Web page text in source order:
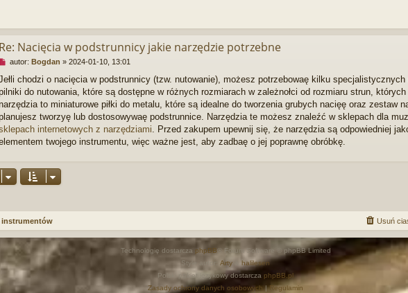
o
s
t
Re: Nacięcia w podstrunnicy jakie narzędzie potrzebne
N
e
p
r
z
e
c
z
a
n
t
autor: Bogdan » 2024-01-10, 13:01
chodzi o nacięcia w podstrunnicy (tzw. nutowanie), możesz potrzebowaę kilku
do nutowania, które są dostępne w różnych rozmiarach w zależnołci od rozmiaru strun,
to miniaturowe piłki do metalu, które są idealne do tworzenia grubych nacięę oraz zestaw
tworzyę lub dostosowywaę podstrunnice. Narzędzia te możesz znaleźć w sklepach dla
internetowych z narzędziami . Przed zakupem upewnij się, że narzędzia są odpowiedniej
twojego instrumentu, więc ważne jest, aby zadbaę o jej poprawnę obróbkę.
instrumentów Usuń
Technologię dostarcza phpBB® Forum Software © phpBB Limited
Style autor: Arty
halilesen
Polski pakiet językowy dostarcza phpBB.pl
Zasady ochrony danych osobowych|Regulamin